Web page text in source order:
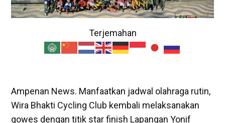
Terjemahan
Ampenan News. Manfaatkan jadwal olahraga rutin,
Wira Bhakti Cycling Club kembali melaksanakan
gowes dengan titik star finish Lapangan Yonif